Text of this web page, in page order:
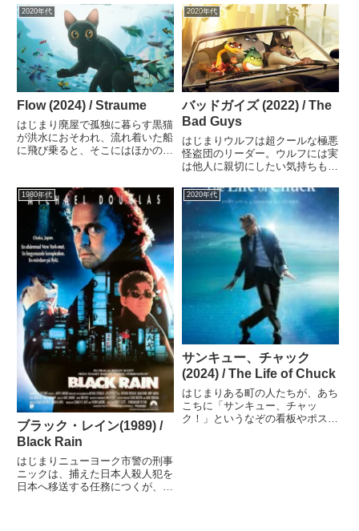
媒介主を攻撃させ駆逐した。人々
は救われたはずだった。が……３
年後、都市の各所で奇妙なモンス
ターが目撃され始めるーーー。
ミ...
ている。家族を捨てて音楽に走っ
たひいひいおじいちゃんを、おば
あちゃんはまだ許せないのだ。そ
れでもギターを弾きたくて、ミ
ゲ...
2020年代
Flow (2024) / Straume
はじまり廃屋で孤独に暮らす黒猫
が洪水におそわれ、流れ着いた船
に飛び乗ると、そこにはほかの動
た世界をめぐる旅を続ける。ミタ
メモセリフのない映画、ときく
と、なんかわかりにくくて眠い映
2020年代
バッドガイズ (2022) / The
Bad Guys
はじまりウルフは超クールな極悪
怪盗団のリーダー。ウルフには実
は他人に親切にしたい気持ちもあ
ひょんな失敗で逮捕されたウルフ
と仲間たちは、善人なことで有名
な教授の特別更生プログラムに強
制参加させられるが、その教授
1980年代
ブラック・レイン(1989) /
Black Rain
はじまりニューヨーク市警の刑事
ニックは、捕えた日本人殺人犯を
日本へ移送する任務につくが、大
2020年代
サンキュー、チャック
(2024) / The Life of Chuck
はじまりある町の人たちが、あち
こちに「サンキュー、チャッ
ク！」というなぞの看板やポスタ